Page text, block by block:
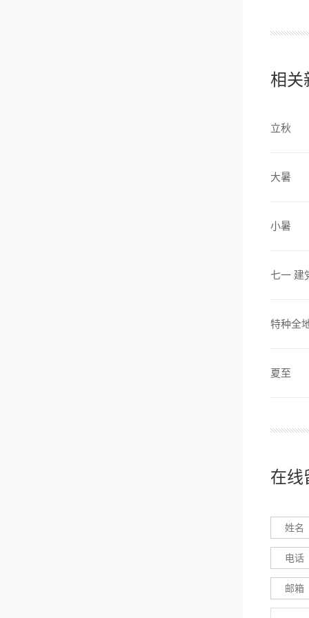
相关
立秋
大暑
小暑
七一 建
特种全
夏至
在线